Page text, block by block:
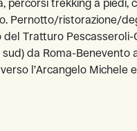
percorsi trekking a piedi,
Pernotto/ristorazione/
del Tratturo
da Roma-Benevento
l’Arcangelo Michele